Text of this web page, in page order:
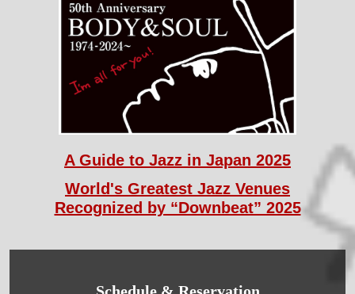
A Guide to Jazz in Japan 2025
World's Greatest Jazz Venues
Recognized by “Downbeat” 2025